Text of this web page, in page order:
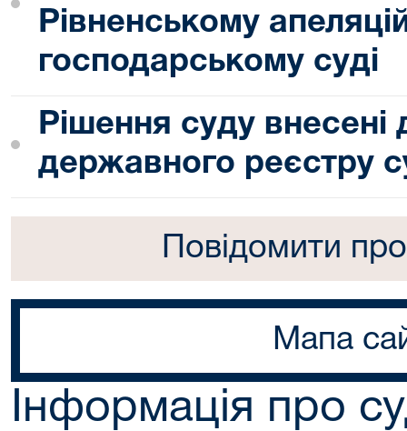
Рівненському
господарському суді
Рішення суду
державного реєстру
Повідомити
Мапа
Інформація про